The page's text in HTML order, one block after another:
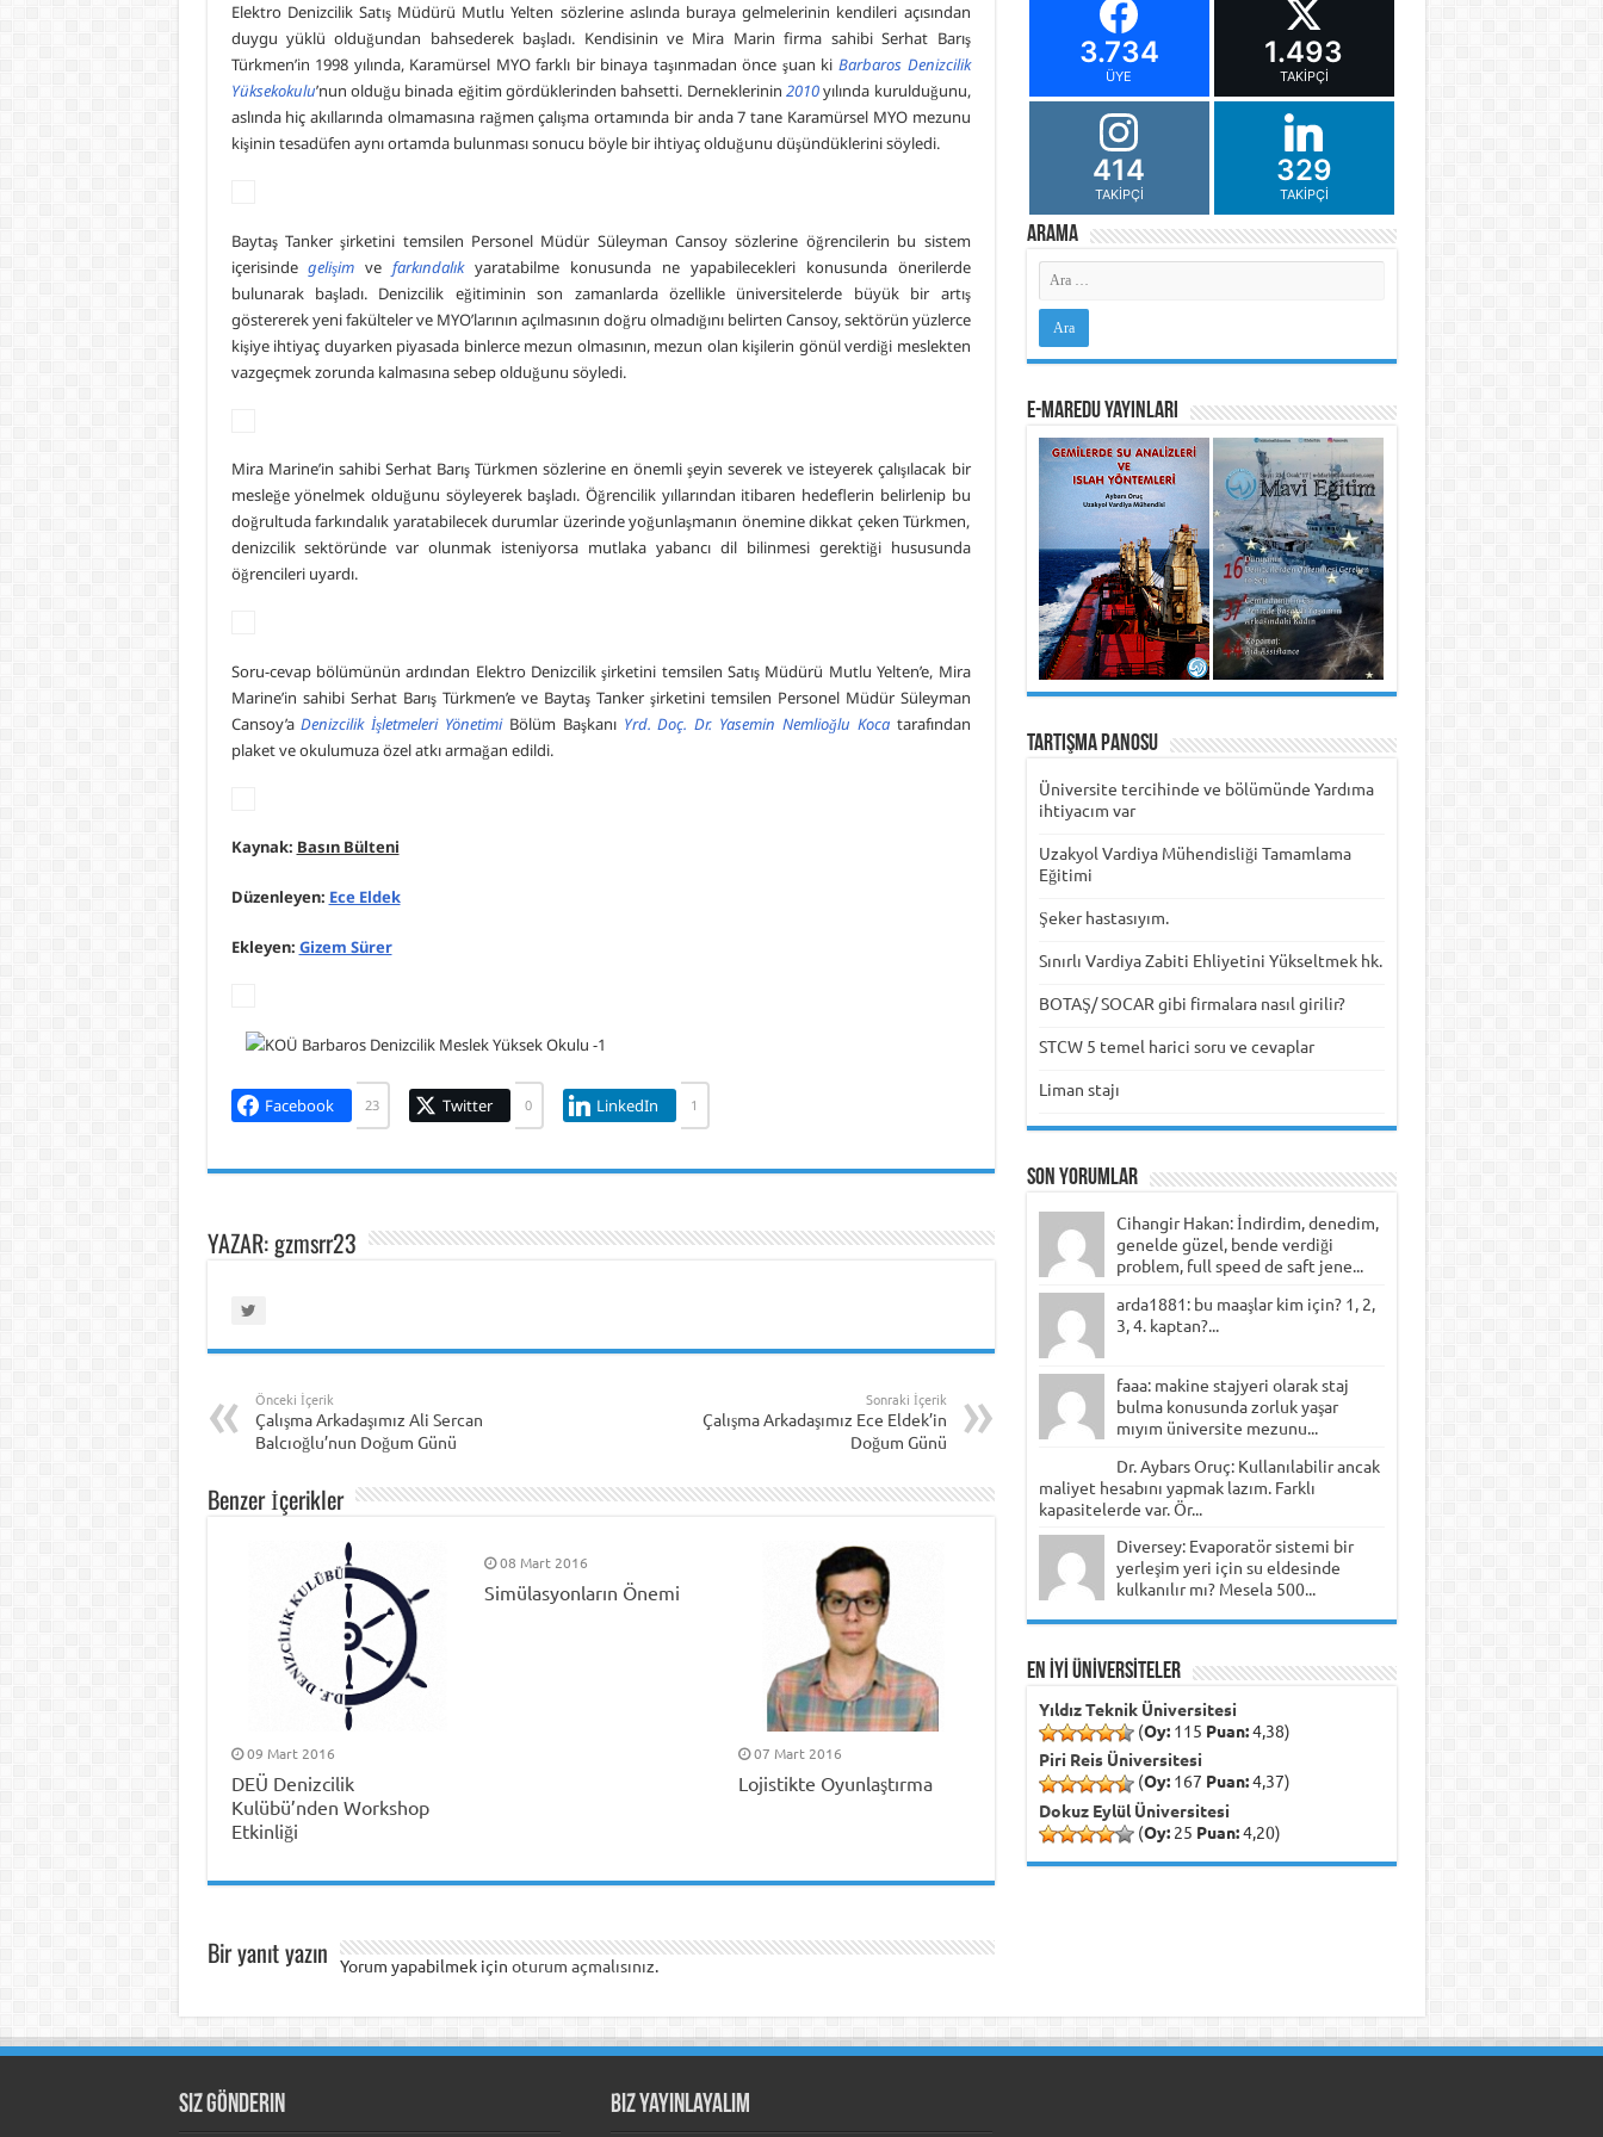
Elektro Denizcilik Satış Müdürü Mutlu Yelten sözlerine aslında buraya gelmelerinin kendileri açısından
duygu yüklü olduğundan bahsederek başladı. Kendisinin ve Mira Marin firma sahibi Serhat Barış
Türkmen’in 1998 yılında, Karamürsel MYO farklı bir binaya taşınmadan önce şuan ki Barbaros Denizcilik
Yüksekokulu’nun olduğu binada eğitim gördüklerinden bahsetti. Derneklerinin 2010yılında kurulduğunu,
aslında hiç akıllarında olmamasına rağmen çalışma ortamında bir anda 7 tane Karamürsel MYO mezunu
kişinin tesadüfen aynı ortamda bulunması sonucu böyle bir ihtiyaç olduğunu düşündüklerini söyledi.
Baytaş Tanker şirketini temsilen Personel Müdür Süleyman Cansoy sözlerine öğrencilerin bu sistem
içerisindegelişim vefarkındalıkyaratabilme konusunda ne yapabilecekleri konusunda önerilerde
bulunarak başladı. Denizcilik eğitiminin son zamanlarda özellikle üniversitelerde büyük bir artış
göstererek yeni fakülteler ve MYO’larının açılmasının doğru olmadığını belirten Cansoy, sektörün yüzlerce
kişiye ihtiyaç duyarken piyasada binlerce mezun olmasının, mezun olan kişilerin gönül verdiği meslekten
vazgeçmek zorunda kalmasına sebep olduğunu söyledi.
Mira Marine’in sahibi Serhat Barış Türkmen sözlerine en önemli şeyin severek ve isteyerek çalışılacak bir
mesleğe yönelmek olduğunu söyleyerek başladı. Öğrencilik yıllarından itibaren hedeflerin belirlenip bu
doğrultuda farkındalık yaratabilecek durumlar üzerinde yoğunlaşmanın önemine dikkat çeken Türkmen,
denizcilik sektöründe var olunmak isteniyorsa mutlaka yabancı dil bilinmesi gerektiği hususunda
öğrencileri uyardı.
Soru-cevap bölümünün ardından Elektro Denizcilik şirketini temsilen Satış Müdürü Mutlu Yelten’e, Mira
Marine’in sahibi Serhat Barış Türkmen’e ve Baytaş Tanker şirketini temsilen Personel Müdür Süleyman
Cansoy’aDenizcilik İşletmeleri Yönetimi Bölüm Başkanı Yrd. Doç. Dr. Yasemin Nemlioğlu Kocatarafından
plaket ve okulumuza özel atkı armağan edildi.
Kaynak: Basın Bülteni
Düzenleyen: Ece Eldek
Ekleyen: Gizem Sürer
Facebook 23 Twitter 0 LinkedIn 1
YAZAR: gzmsrr23
Önceki İçerik
Çalışma Arkadaşımız Ali Sercan
Balcıoğlu’nun Doğum Günü
Sonraki İçerik
Çalışma Arkadaşımız Ece Eldek’in
Doğum Günü
Benzer İçerikler
09 Mart 2016
DEÜ Denizcilik
Kulübü’nden Workshop
Etkinliği
08 Mart 2016
Simülasyonların Önemi
07 Mart 2016
Lojistikte Oyunlaştırma
Bir yanıt yazın Yorum yapabilmek için oturum açmalısınız.
3.734
ÜYE
1.493
TAKIPÇI
414
TAKIPÇI
329
TAKIPÇI
Arama
e-MarEdu Yayınları
Tartışma Panosu
Üniversite tercihinde ve bölümünde Yardıma
ihtiyacım var
Uzakyol Vardiya Mühendisliği Tamamlama
Eğitimi
Şeker hastasıyım.
Sınırlı Vardiya Zabiti Ehliyetini Yükseltmek hk.
BOTAŞ/ SOCAR gibi firmalara nasıl girilir?
STCW 5 temel harici soru ve cevaplar
Liman stajı
Son Yorumlar
Cihangir Hakan: İndirdim, denedim,
genelde güzel, bende verdiği
problem, full speed de saft jene...
arda1881: bu maaşlar kim için? 1, 2,
3, 4. kaptan?...
faaa: makine stajyeri olarak staj
bulma konusunda zorluk yaşar
mıyım üniversite mezunu...
Dr. Aybars Oruç: Kullanılabilir ancak
maliyet hesabını yapmak lazım. Farklı
kapasitelerde var. Ör...
Diversey: Evaporatör sistemi bir
yerleşim yeri için su eldesinde
kulkanılır mı? Mesela 500...
EN İYİ ÜNİVERSİTELER
Yıldız Teknik Üniversitesi
(Oy:115 Puan:4,38)
Piri Reis Üniversitesi
(Oy:167 Puan:4,37)
Dokuz Eylül Üniversitesi
(Oy:25 Puan:4,20)
Siz Gönderin Biz Yayınlayalım